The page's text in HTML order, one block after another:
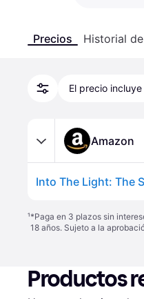
Precios Historial
El precio
Amazon
Into The Light: The
¹*Paga en 3 plazos sin
18 años. Sujeto a la
Productos